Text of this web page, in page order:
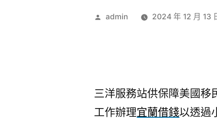
作
admin 2024 年 12 月 13
三洋服務站供保障美國移
工作辦理宜蘭借錢以透過